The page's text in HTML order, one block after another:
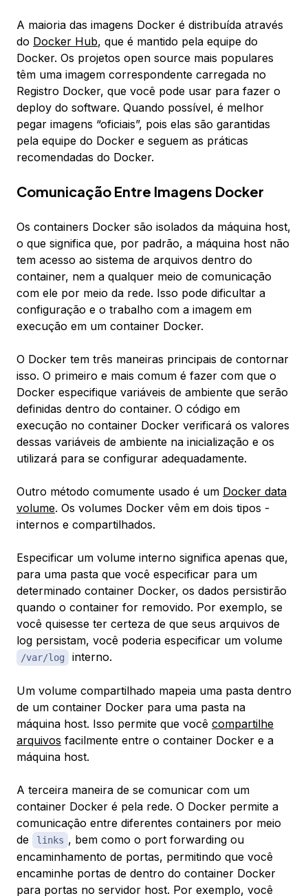
A maioria das imagens Docker é distribuída através
do Docker Hub, que é mantido pela equipe do
Docker. Os projetos open source mais populares
têm uma imagem correspondente carregada no
Registro Docker, que você pode usar para fazer o
deploy do software. Quando possível, é melhor
pegar imagens “oficiais”, pois elas são garantidas
pela equipe do Docker e seguem as práticas
recomendadas do Docker.
Comunicação Entre Imagens Docker
Os containers Docker são isolados da máquina host,
o que significa que, por padrão, a máquina host não
tem acesso ao sistema de arquivos dentro do
container, nem a qualquer meio de comunicação
com ele por meio da rede. Isso pode dificultar a
configuração e o trabalho com a imagem em
execução em um container Docker.
O Docker tem três maneiras principais de contornar
isso. O primeiro e mais comum é fazer com que o
Docker especifique variáveis de ambiente que serão
definidas dentro do container. O código em
execução no container Docker verificará os valores
dessas variáveis de ambiente na inicialização e os
utilizará para se configurar adequadamente.
Outro método comumente usado é um Docker data
volume. Os volumes Docker vêm em dois tipos -
internos e compartilhados.
Especificar um volume interno significa apenas que,
para uma pasta que você especificar para um
determinado container Docker, os dados persistirão
quando o container for removido. Por exemplo, se
você quisesse ter certeza de que seus arquivos de
log persistam, você poderia especificar um volume
/var/log interno.
Um volume compartilhado mapeia uma pasta dentro
de um container Docker para uma pasta na
máquina host. Isso permite que você compartilhe
arquivos facilmente entre o container Docker e a
máquina host.
A terceira maneira de se comunicar com um
container Docker é pela rede. O Docker permite a
comunicação entre diferentes containers por meio
de
links , bem como o port forwarding ou
encaminhamento de portas, permitindo que você
encaminhe portas de dentro do container Docker
para portas no servidor host. Por exemplo, você